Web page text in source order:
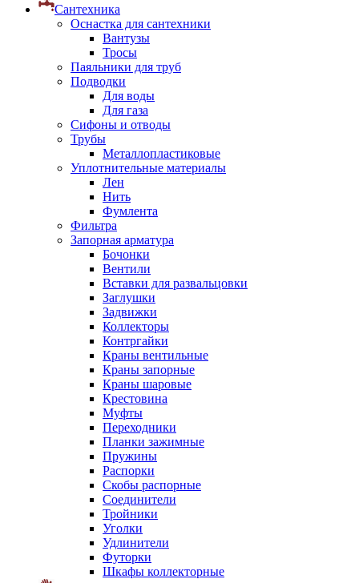
Сантехника
Оснастка для сантехники
Вантузы
Тросы
Паяльники для труб
Подводки
Для воды
Для газа
Сифоны и отводы
Трубы
Металлопластиковые
Уплотнительные материалы
Лен
Нить
Фумлента
Фильтра
Запорная арматура
Бочонки
Вентили
Вставки для развальцовки
Заглушки
Задвижки
Коллекторы
Контргайки
Краны вентильные
Краны запорные
Краны шаровые
Крестовина
Муфты
Переходники
Планки зажимные
Пружины
Распорки
Скобы распорные
Соединители
Тройники
Уголки
Удлинители
Футорки
Шкафы коллекторные